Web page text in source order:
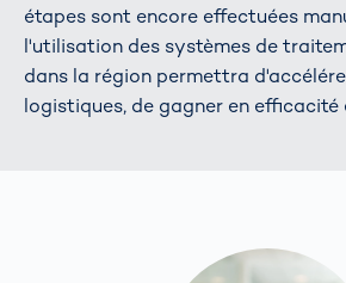
étapes sont encore effectuées
l'utilisation des systèmes de
dans la région permettra
logistiques, de gagner en efficacité